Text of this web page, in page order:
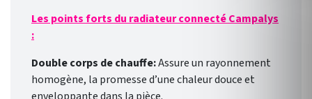
Les points forts du radiateur connecté Campalys
:
Double corps de chauffe:Assure un rayonnement
homogène, la promesse d’une chaleur douce et